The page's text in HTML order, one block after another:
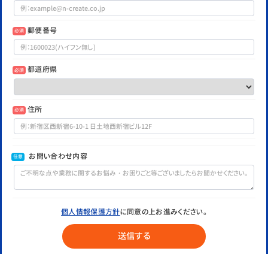
必須 郵便番号
必須 都道府県
必須 住所
任意 お問い合わせ内容
個人情報保護方針に同意の上お進みください。